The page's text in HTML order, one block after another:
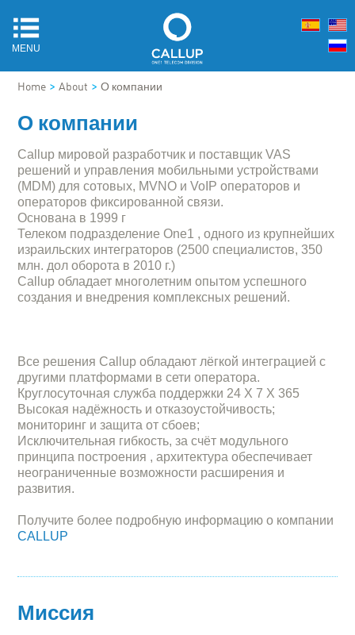
MENU
Home >About >О компании
О компании
Callup мировой разработчик и поставщик VAS
решений и управления мобильными устройствами
(MDM) для сотовых, MVNO и VoIP операторов и
операторов фиксированной связи.
Основана в 1999 г
Телеком подразделение One1 , одного из крупнейших
израильских интеграторов (2500 специалистов, 350
млн. дол оборота в 2010 г.)
Callup обладает многолетним опытом успешного
создания и внедрения комплексных решений.
Все решения Callup обладают лёгкой интеграцией с
другими платформами в сети оператора.
Круглосуточная служба поддержки 24 X 7 X 365
Высокая надёжность и отказоустойчивость;
мониторинг и защита от сбоев;
Исключительная гибкость, за счёт модульного
принципа построения , архитектура обеспечивает
неограниченные возможности расширения и
развития.
Получите более подробную информацию о компании
CALLUP
Миссия